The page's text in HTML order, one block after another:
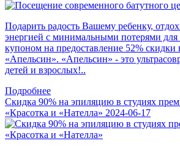
Подарить радость Вашему ребенку,
энергией с минимальными потерями
купоном на предоставление 52% скидки
«Апельсин». «Апельсин» - это
детей и взрослых!..
Подробнее
Скидка 90% на эпиляцию в студиях
«Красотка и «Нателла» 2024-06-17